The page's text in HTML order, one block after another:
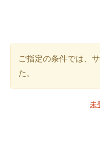
ご指定の条件では、
た。
未